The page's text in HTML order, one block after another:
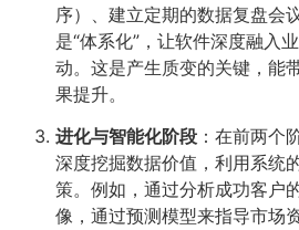
序）、建立定期的数据复盘会
是“体系化”，让软件深度融入
动。这是产生质变的关键，能
果提升。
进化与智能化阶段 ：在前两个
深度挖掘数据价值，利用系统
策。例如，通过分析成功客户
像，通过预测模型来指导市场